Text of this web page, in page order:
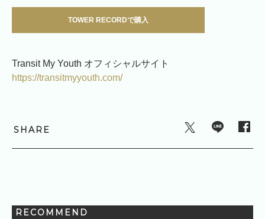
TOWER RECORDで購入
Transit My Youth オフィシャルサイト
https://transitmyyouth.com/
SHARE
RECOMMEND